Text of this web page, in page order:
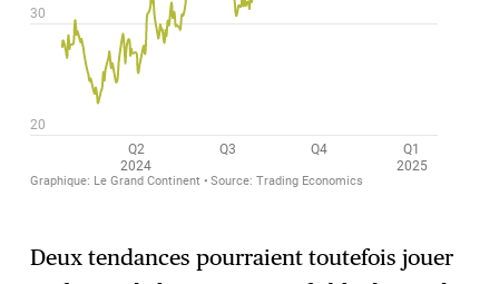
Deux tendances pourraient toutefois jouer